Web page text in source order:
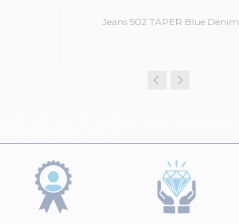
Jeans 502 TAPER Blue Denim